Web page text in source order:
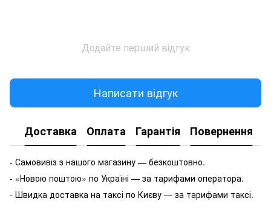
Додайте перший відгук
Написати відгук
Доставка Оплата Гарантія Повернення
- Самовивіз з нашого магазину — безкоштовно.
- «Новою поштою» по Україні — за тарифами оператора.
- Швидка доставка на таксі по Києву — за тарифами таксі.